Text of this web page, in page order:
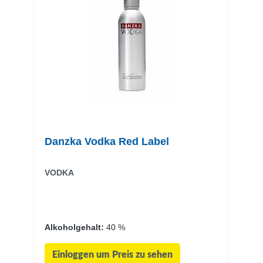
Danzka Vodka Red Label
VODKA
Alkoholgehalt: 40 %
Einloggen um Preis zu sehen